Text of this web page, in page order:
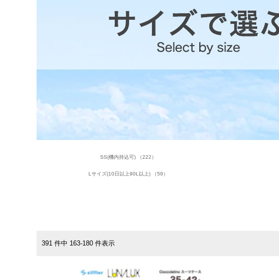
SS(機内持込可) （222）
Lサイズ(10日以上90L以上) （59）
391 件中 163-180 件表示